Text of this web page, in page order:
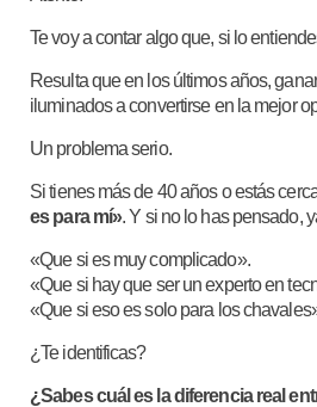
Te voy a contar algo que, si lo
Resulta que en los últimos años,
iluminados a convertirse en la mejor
Un problema serio.
Si tienes más de 40 años o estás
es para mí». Y si no lo has pensado,
«Que si es muy complicado».
«Que si hay que ser un experto en
«Que si eso es solo para los
¿Te identificas?
¿Sabes cuál es la diferencia real